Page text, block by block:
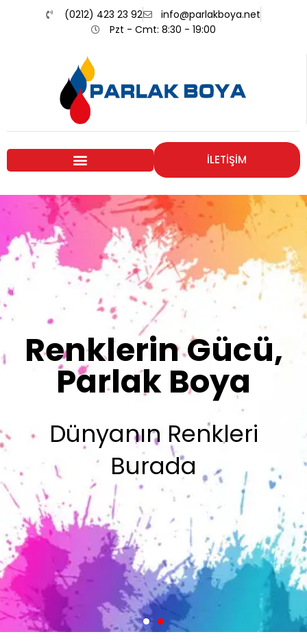
(0212) 423 23 92
info@parlakboya.net
Pzt - Cmt: 8:30 - 19:00
İLETİŞİM
Renklerimiz
Sizin İmzanız
Olsun